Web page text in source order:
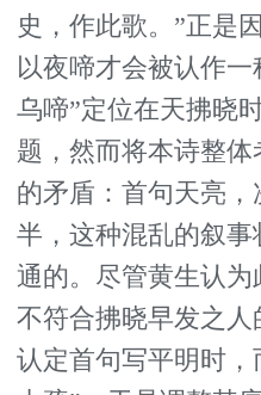
史，作此歌。”正是
以夜啼才会被认作
乌啼”定位在天拂晓
题，然而将本诗整
的矛盾：首句天亮
半，这种混乱的叙
通的。尽管黄生认
不符合拂晓早发之
认定首句写平明时